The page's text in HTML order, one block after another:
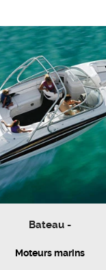
Bateau -
Moteurs marins